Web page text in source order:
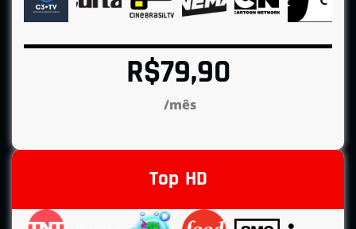
R$79,90
/mês
Top HD